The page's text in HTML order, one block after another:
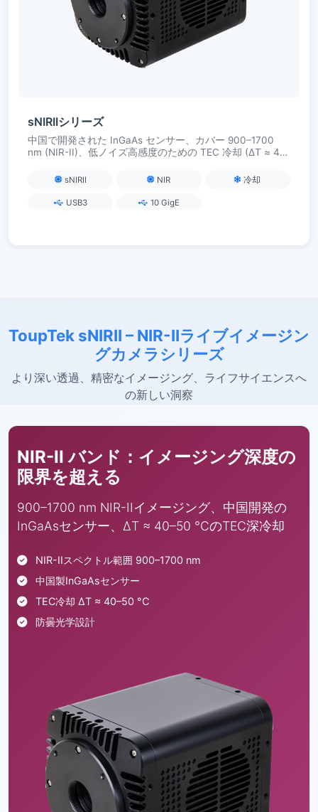
sNIRIIシリーズ
中国で開発された InGaAs センサー、カバー 900–1700
nm (NIR-II)、低ノイズ高感度のための TEC 冷却 (ΔT ≈ 40
グ、蛍光および材料分析用の USB3 / 10GigE
sNIRII NIR 冷却
USB3 10 GigE
ToupTek sNIRII – NIR-IIライブイメージン
グカメラシリーズ
より深い透過、精密なイメージング、ライフサイエンスへ
の新しい洞察
NIR-II バンド：イメージング深度の
限界を超える
900–1700 nm NIR-IIイメージング、中国開発の
InGaAsセンサー、ΔT ≈ 40–50 °CのTEC深冷却
NIR-IIスペクトル範囲 900–1700 nm
中国製InGaAsセンサー
TEC冷却 ΔT ≈ 40–50 °C
防曇光学設計